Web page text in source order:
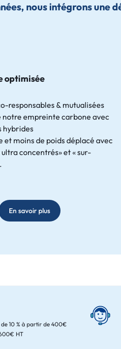
nous intégrons une
optimisée
responsables & mutualisées
notre empreinte carbone avec
hybrides
et moins de poids déplacé avec
ultra concentrés» et « sur-
En savoir plus
de 10 % à partir de 400€
HT